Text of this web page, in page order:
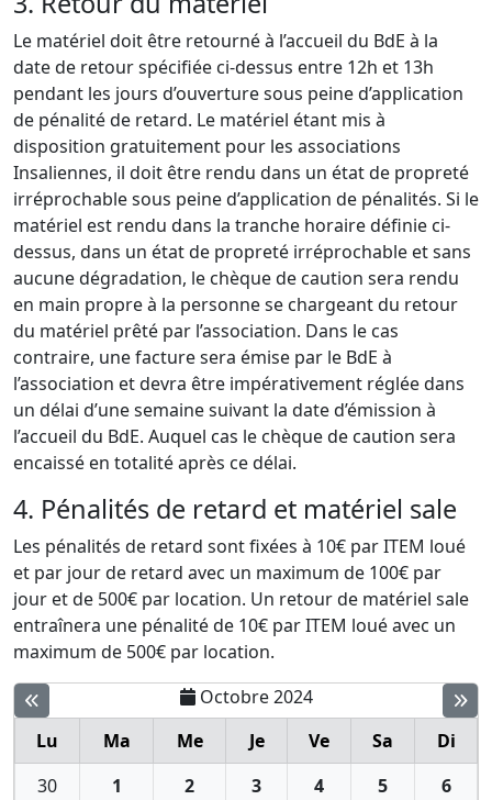
Le matériel doit être retourné à l’accueil du BdE à la
date de retour spécifiée ci-dessus entre 12h et 13h
pendant les jours d’ouverture sous peine d’application
de pénalité de retard. Le matériel étant mis à
disposition gratuitement pour les associations
Insaliennes, il doit être rendu dans un état de propreté
irréprochable sous peine d’application de pénalités. Si le
matériel est rendu dans la tranche horaire définie ci-
dessus, dans un état de propreté irréprochable et sans
aucune dégradation, le chèque de caution sera rendu
en main propre à la personne se chargeant du retour
du matériel prêté par l’association. Dans le cas
contraire, une facture sera émise par le BdE à
l’association et devra être impérativement réglée dans
un délai d’une semaine suivant la date d’émission à
l’accueil du BdE. Auquel cas le chèque de caution sera
encaissé en totalité après ce délai.
4. Pénalités de retard et matériel sale
Les pénalités de retard sont fixées à 10€ par ITEM loué
et par jour de retard avec un maximum de 100€ par
jour et de 500€ par location. Un retour de matériel sale
entraînera une pénalité de 10€ par ITEM loué avec un
maximum de 500€ par location.
Octobre 2024
Lu
Ma Me Je Ve Sa
Di
30
1 2 3 4 5
6